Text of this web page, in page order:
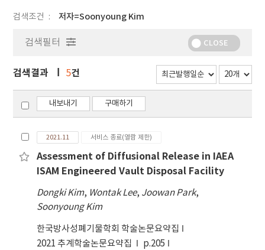
검색조건 저자=Soonyoung Kim
검색필터 CLOSE
검색결과 5건
내보내기 구매하기
2021.11 서비스 종료(열람 제한)
Assessment of Diffusional Release in IAEA
ISAM Engineered Vault Disposal Facility
Dongki Kim, Wontak Lee, Joowan Park,
Soonyoung Kim
한국방사성폐기물학회 학술논문요약집
2021 추계학술논문요약집
p.205